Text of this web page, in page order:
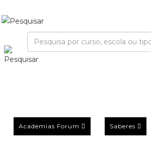
Academias Forum Saberes